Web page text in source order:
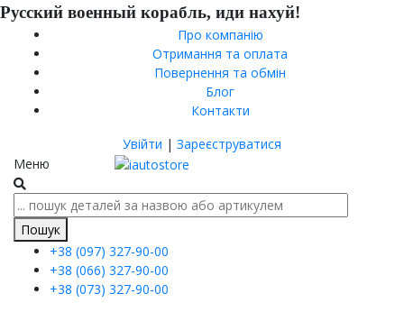
Русский военный корабль, иди нахуй!
Про компанію
Отримання та оплата
Повернення та обмін
Блог
Контакти
Увійти | Зареєструватися
Меню
Пошук
+38 (097) 327-90-00
+38 (066) 327-90-00
+38 (073) 327-90-00